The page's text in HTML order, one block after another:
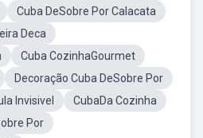
Cuba DeSobre Por Calacata
Deca
Cuba CozinhaGourmet
Decoração Cuba DeSobre Por
Invisivel
CubaDa Cozinha
Por